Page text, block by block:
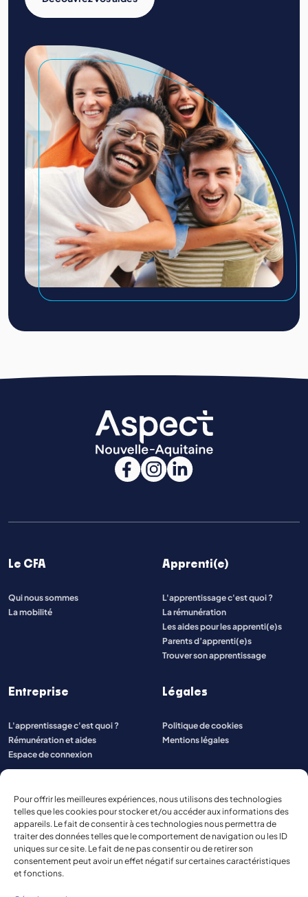
Pour offrir les meilleures expériences, nous utilisons des technologies
telles que les cookies pour stocker et/ou accéder aux informations des
appareils. Le fait de consentir à ces technologies nous permettra de
traiter des données telles que le comportement de navigation ou les ID
uniques sur ce site. Le fait de ne pas consentir ou de retirer son
consentement peut avoir un effet négatif sur certaines caractéristiques
et fonctions.
Le CFA
Qui nous sommes
La mobilité
Apprenti(e)
L'apprentissage c'est quoi ?
La rémunération
Les aides pour les apprenti(e)s
Parents d’apprenti(e)s
Trouver son apprentissage
Entreprise
L'apprentissage c'est quoi ?
Rémunération et aides
Espace de connexion
Légales
Politique de cookies
Mentions légales